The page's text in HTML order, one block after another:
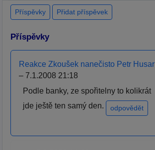
Příspěvky Přidat příspěvek
Příspěvky
Reakce Zkoušek nanečisto Petr Husar
– 7.1.2008 21:18
Podle banky, ze spořitelny to kolikrát
jde ještě ten samý den.
odpovědět